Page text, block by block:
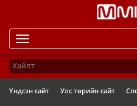
Үндсэн сайт Улс төрийн сайт